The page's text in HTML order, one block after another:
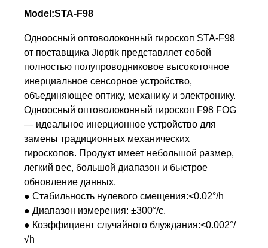
Model:STA-F98
Одноосный оптоволоконный гироскоп STA-F98
от поставщика Jioptik представляет собой
полностью полупроводниковое высокоточное
инерциальное сенсорное устройство,
объединяющее оптику, механику и электронику.
Одноосный оптоволоконный гироскоп F98 FOG
— идеальное инерционное устройство для
замены традиционных механических
гироскопов. Продукт имеет небольшой размер,
легкий вес, большой диапазон и быстрое
обновление данных.
● Стабильность нулевого смещения:<0.02°/h
● Диапазон измерения: ±300°/с.
● Коэффициент случайного блуждания:<0.002°/
√h